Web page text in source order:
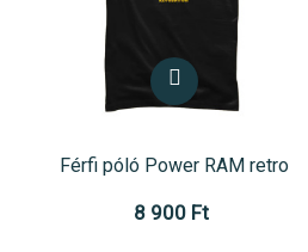
Férfi póló Power RAM retro
8 900 Ft